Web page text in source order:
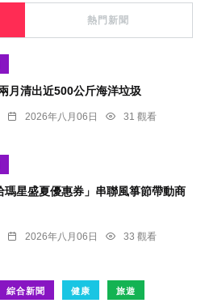
熱門新聞
月清出近500公斤海洋垃圾
2026年八月06日
31 觀看
瑪星盛夏優惠券」串聯風箏節帶動商
2026年八月06日
33 觀看
綜合新聞 健康 旅遊